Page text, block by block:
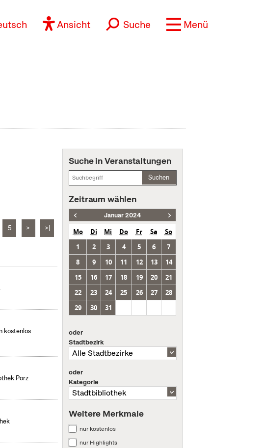
Ansicht Suche Menü
5 > >|
kostenlos
Porz
Suche in Veranstaltungen
Suchen
Zeitraum wählen
Januar 2024
Mo Di Mi Do Fr Sa
So
1
2 3 4 5 6
7
8
9 10 11 12 13
14
15
16 17 18 19 20
21
22
23 24 25 26 27
28
29
30 31
oder
Stadtbezirk
oder
Kategorie
Weitere Merkmale
nur kostenlos
nur Highlights